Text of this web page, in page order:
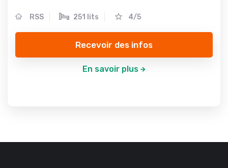
RSS 251 lits 4/5
Recevoir des infos
En savoir plus